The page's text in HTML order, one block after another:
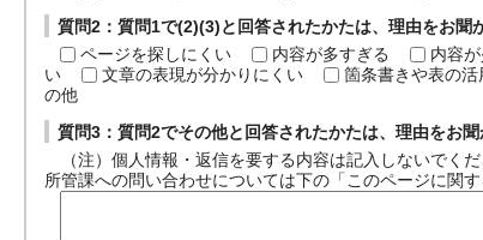
質問2：質問1で(2)(3)と回答されたかたは、理由をお聞
ページを探しにくい
内容が多すぎる 内容
い
文章の表現が分かりにくい 箇条書きや表の
の他
質問3：質問2でその他と回答されたかたは、理由をお聞
（注）個人情報・返信を要する内容は記入しないでくだ
所管課への問い合わせについては下の「このページに関す